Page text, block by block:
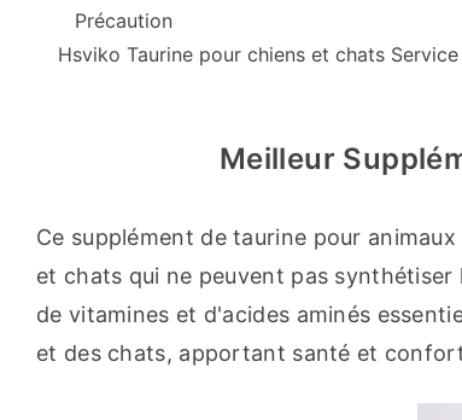
Précaution
Hsviko Taurine pour chiens et chats
Meilleur
Ce supplément de taurine pour
et chats qui ne peuvent pas
de vitamines et d'acides aminés
et des chats, apportant santé et